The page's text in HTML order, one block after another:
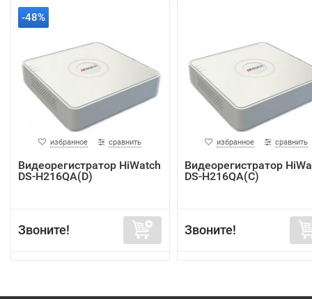
-48%
избранное сравнить
Видеорегистратор HiWatch
DS-H216QA(D)
Звоните!
избранное сравнить
Видеорегистратор
DS-H216QA(C)
Звоните!